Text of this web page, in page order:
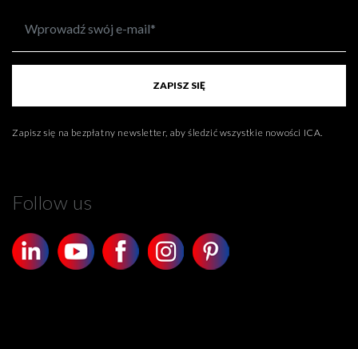
ZAPISZ SIĘ
Zapisz się na bezpłatny newsletter, aby śledzić wszystkie nowości ICA.
Follow us